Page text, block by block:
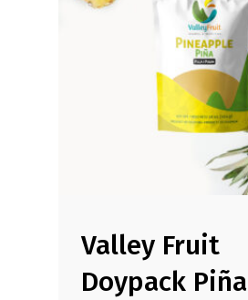
Valley Fruit
Doypack Piña